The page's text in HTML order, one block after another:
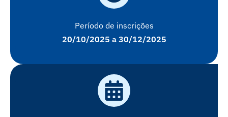
Período de inscrições
20/10/2025 a 30/12/2025